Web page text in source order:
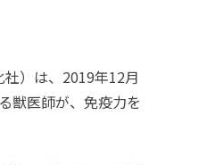
）は、2019年12月
獣医師が、免疫力を